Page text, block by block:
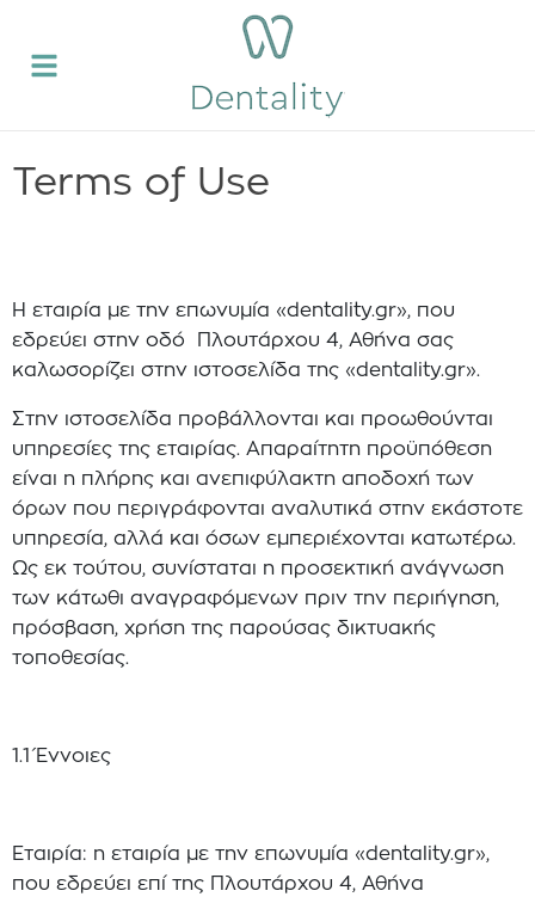
Terms of Use
Η εταιρία με την επωνυμία «dentality.gr», που
εδρεύει στην οδό Πλουτάρχου 4, Αθήνα σας
καλωσορίζει στην ιστοσελίδα της «dentality.gr».
Στην ιστοσελίδα προβάλλονται και προωθούνται
υπηρεσίες της εταιρίας. Απαραίτητη προϋπόθεση
είναι η πλήρης και ανεπιφύλακτη αποδοχή των
όρων που περιγράφονται αναλυτικά στην εκάστοτε
υπηρεσία, αλλά και όσων εμπεριέχονται κατωτέρω.
Ως εκ τούτου, συνίσταται η προσεκτική ανάγνωση
των κάτωθι αναγραφόμενων πριν την περιήγηση,
πρόσβαση, χρήση της παρούσας δικτυακής
τοποθεσίας.
1.1 Έννοιες
Εταιρία: η εταιρία με την επωνυμία «dentality.gr»,
που εδρεύει επί της Πλουτάρχου 4, Αθήνα